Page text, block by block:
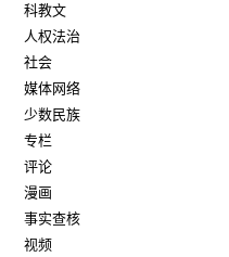
科教文
人权法治
社会
媒体网络
少数民族
专栏
评论
漫画
事实查核
视频